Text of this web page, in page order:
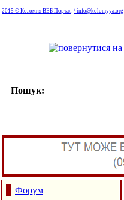
2015 © Коломия ВЕБ Портал / info@kolomyya.org
Пошук:
Форум